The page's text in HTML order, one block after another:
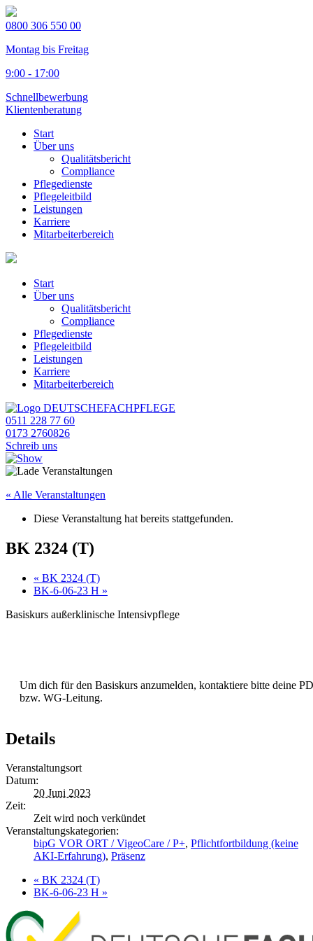
0800 306 550 00
Montag bis Freitag
9:00 - 17:00
Schnellbewerbung
Klientenberatung
Start
Über uns
Qualitätsbericht
Compliance
Pflegedienste
Pflegeleitbild
Leistungen
Karriere
Mitarbeiterbereich
Start
Über uns
Qualitätsbericht
Compliance
Pflegedienste
Pflegeleitbild
Leistungen
Karriere
Mitarbeiterbereich
0511 228 77 60
0173 2760826
Schreib uns
« Alle Veranstaltungen
Diese Veranstaltung hat bereits stattgefunden.
BK 2324 (T)
« BK 2324 (T)
BK-6-06-23 H »
Basiskurs außerklinische Intensivpflege
Um dich für den Basiskurs anzumelden, kontaktiere bitte deine
bzw. WG-Leitung.
Details
Veranstaltungsort
Datum:
20 Juni 2023
Zeit:
Zeit wird noch verkündet
Veranstaltungskategorien:
bipG VOR ORT / VigeoCare / P+, Pflichtfortbildung (keine
AKI-Erfahrung), Präsenz
« BK 2324 (T)
BK-6-06-23 H »